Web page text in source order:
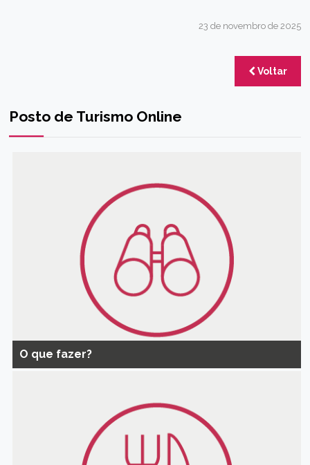
23 de novembro de 2025
Voltar
Posto de Turismo Online
O que fazer?